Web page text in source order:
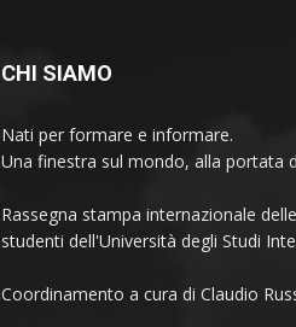
CHI SIAMO
Nati per formare e informare.
Una finestra sul mondo, alla portata
Rassegna stampa internazionale
studenti dell'Università degli Studi
Coordinamento a cura di Claudio